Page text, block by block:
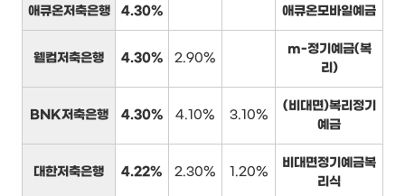
애큐온저축은행 4.30% 애큐온모바일예금
웰컴저축은행 4.30% 2.90%
m-정기예금(복
리)
BNK저축은행 4.30% 4.10% 3.10%
(비대면)복리정기
예금
대한저축은행 4.22% 2.30% 1.20%
비대면정기예금복
리식